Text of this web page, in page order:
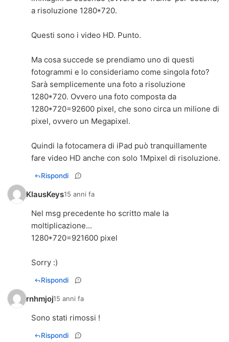
a risoluzione 1280*720.
Questi sono i video HD. Punto.
Ma cosa succede se prendiamo uno di questi
fotogrammi e lo consideriamo come singola foto?
Sarà semplicemente una foto a risoluzione
1280*720. Ovvero una foto composta da
1280*720=92600 pixel, che sono circa un milione di
pixel, ovvero un Megapixel.
Quindi la fotocamera di iPad può tranquillamente
fare video HD anche con solo 1Mpixel di risoluzione.
Rispondi
KlausKeys15 anni fa
Nel msg precedente ho scritto male la
moltiplicazione...
1280*720=921600 pixel
Sorry :)
Rispondi
rnhmjoj15 anni fa
Sono stati rimossi !
Rispondi